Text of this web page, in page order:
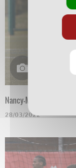
Nancy-Mulhouse en N3
28/03/2022